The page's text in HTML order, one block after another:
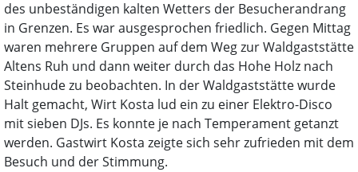
des unbeständigen kalten Wetters der Besucherandrang
in Grenzen. Es war ausgesprochen friedlich. Gegen Mittag
waren mehrere Gruppen auf dem Weg zur Waldgaststätte
Altens Ruh und dann weiter durch das Hohe Holz nach
Steinhude zu beobachten. In der Waldgaststätte wurde
Halt gemacht, Wirt Kosta lud ein zu einer Elektro-Disco
mit sieben DJs. Es konnte je nach Temperament getanzt
werden. Gastwirt Kosta zeigte sich sehr zufrieden mit dem
Besuch und der Stimmung.